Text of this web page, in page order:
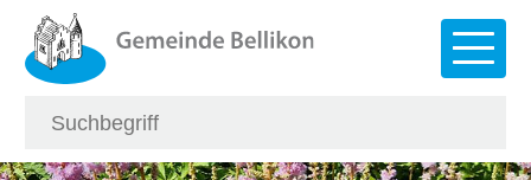
Navigieren in Bellikon
Schnellnavigation